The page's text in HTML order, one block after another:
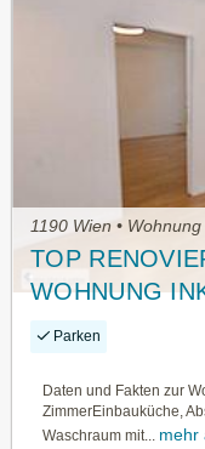
1190 Wien •
TOP
WOHNUNG
Parken
Daten und Fakten zur
ZimmerEinbauküche,
Waschraum mit... mehr